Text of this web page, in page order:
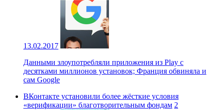
13.02.2017
Данными злоупотребляли приложения из Play с
десятками миллионов установок; Франция обвиняла и
сам Google
ВКонтакте установили более жёсткие условия
«верификации» благотворительным фондам 2